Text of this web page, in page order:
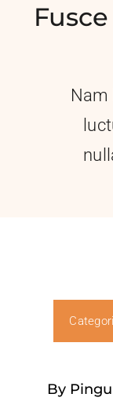
Services
Nam
By